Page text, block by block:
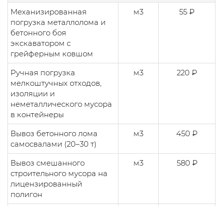
Механизированная
погрузка металлолома и
бетонного боя
экскаватором с
грейферным ковшом
м3 55 ₽
Ручная погрузка
мелкоштучных отходов,
изоляции и
неметаллического мусора
в контейнеры
м3 220 ₽
Вывоз бетонного лома
самосвалами (20–30 т)
м3 450 ₽
Вывоз смешанного
строительного мусора на
лицензированный
полигон
м3 580 ₽